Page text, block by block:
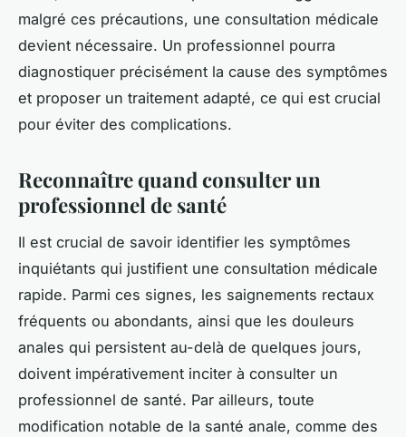
malgré ces précautions, une consultation médicale
devient nécessaire. Un professionnel pourra
diagnostiquer précisément la cause des symptômes
et proposer un traitement adapté, ce qui est crucial
pour éviter des complications.
Reconnaître quand consulter un
professionnel de santé
Il est crucial de savoir identifier les symptômes
inquiétants qui justifient une consultation médicale
rapide. Parmi ces signes, les saignements rectaux
fréquents ou abondants, ainsi que les douleurs
anales qui persistent au-delà de quelques jours,
doivent impérativement inciter à consulter un
professionnel de santé. Par ailleurs, toute
modification notable de la santé anale, comme des